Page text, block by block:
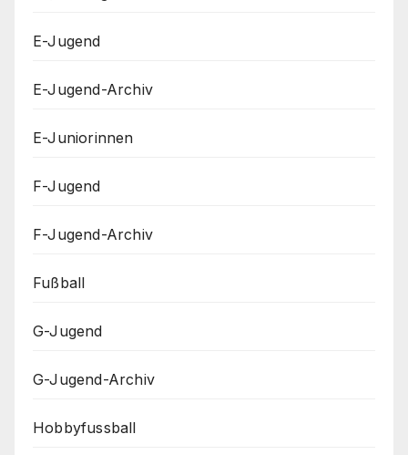
E-Jugend
E-Jugend-Archiv
E-Juniorinnen
F-Jugend
F-Jugend-Archiv
Fußball
G-Jugend
G-Jugend-Archiv
Hobbyfussball